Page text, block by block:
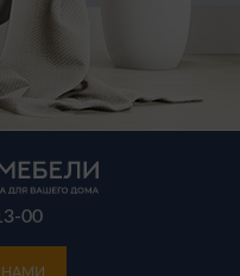
00
НАМИ